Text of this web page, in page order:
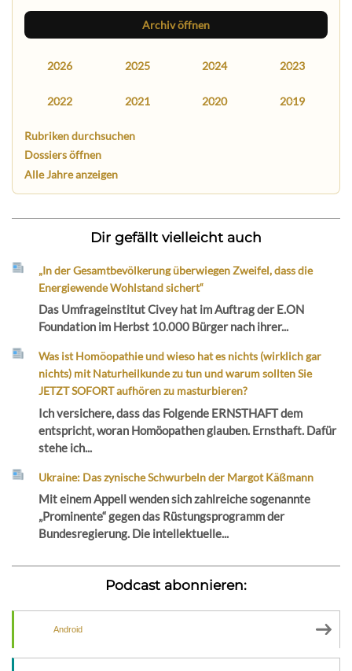
Archiv öffnen
2026 2025 2024 2023
2022 2021 2020 2019
Rubriken durchsuchen
Dossiers öffnen
Alle Jahre anzeigen
Dir gefällt vielleicht auch
„In der Gesamtbevölkerung überwiegen Zweifel, dass die
Energiewende Wohlstand sichert“
Das Umfrageinstitut Civey hat im Auftrag der E.ON
Foundation im Herbst 10.000 Bürger nach ihrer...
Was ist Homöopathie und wieso hat es nichts (wirklich gar
nichts) mit Naturheilkunde zu tun und warum sollten Sie
JETZT SOFORT aufhören zu masturbieren?
Ich versichere, dass das Folgende ERNSTHAFT dem
entspricht, woran Homöopathen glauben. Ernsthaft. Dafür
stehe ich...
Ukraine: Das zynische Schwurbeln der Margot Käßmann
Mit einem Appell wenden sich zahlreiche sogenannte
„Prominente“ gegen das Rüstungsprogramm der
Bundesregierung. Die intellektuelle...
Podcast abonnieren:
Android